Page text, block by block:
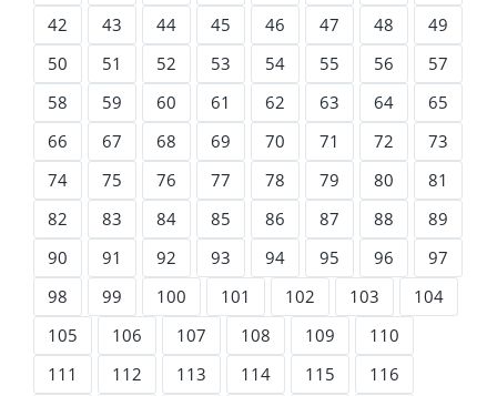
42
43 44 45 46 47 48
49
50
51 52 53 54 55 56
57
58
59 60 61 62 63 64
65
66
67 68 69 70 71 72
73
74
75 76 77 78 79 80
81
82
83 84 85 86 87 88
89
90
91 92 93 94 95 96
97
98
99 100 101 102 103
104
105
106 107 108 109
110
111
112 113 114 115
116